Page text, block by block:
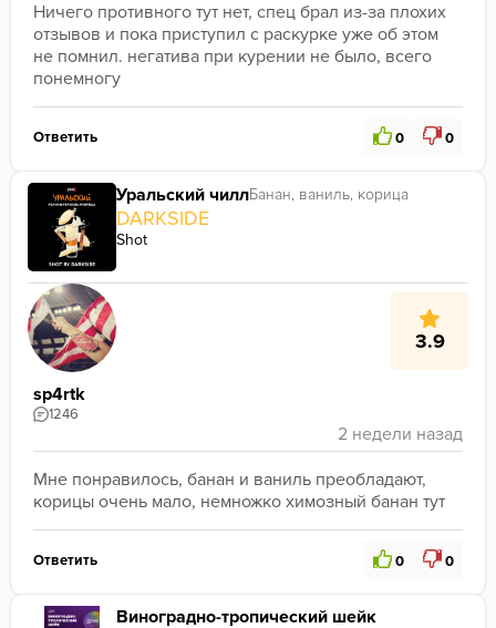
Ничего противного тут нет, спец брал из-за плохих
отзывов и пока приступил с раскурке уже об этом
не помнил. негатива при курении не было, всего
понемногу
Ответить 0 0
Уральский чиллБанан, ваниль, корица
DARKSIDE
Shot
3.9
sp4rtk
1246
Мне понравилось, банан и ваниль преобладают,
корицы очень мало, немножко химозный банан тут
Ответить 0 0
Виноградно-тропический шейк